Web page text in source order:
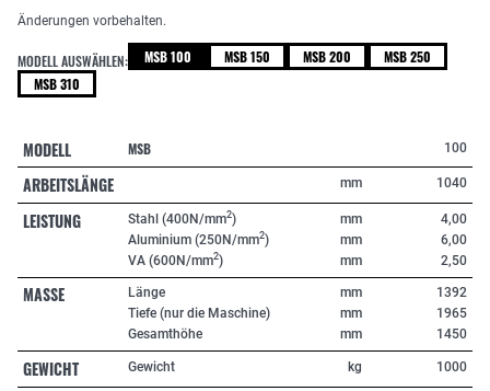
Änderungen vorbehalten.
MODELL AUSWÄHLEN: MSB 100 MSB 150 MSB 200
MSB 250
MSB 310
MODELL MSB 100
ARBEITSLÄNGE mm 1040
LEISTUNG Stahl (400N/mm2)
Aluminium (250N/mm2)
VA (600N/mm2)
mm
mm
mm
4,00
6,00
2,50
MASSE
Länge
Tiefe (nur die Maschine)
Gesamthöhe
mm
mm
mm
1392
1965
1450
GEWICHT Gewicht kg 1000